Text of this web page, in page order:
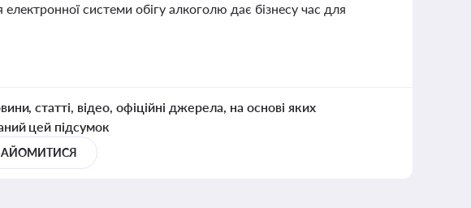
системи обігу алкоголю дає бізнесу час для
статті, відео, офіційні джерела, на основі яких
цей підсумок